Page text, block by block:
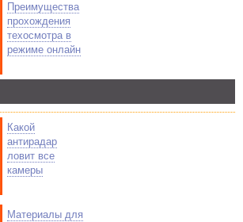
Преимущества
прохождения
техосмотра в
режиме онлайн
Какой
антирадар
ловит все
камеры
Материалы для